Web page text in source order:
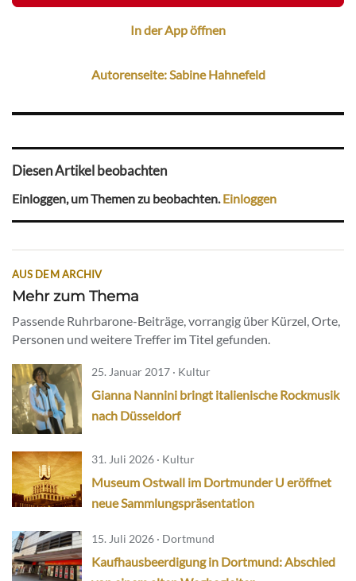
In der App öffnen
Autorenseite: Sabine Hahnefeld
Diesen Artikel beobachten
Einloggen, um Themen zu beobachten.Einloggen
AUS DEM ARCHIV
Mehr zum Thema
Passende Ruhrbarone-Beiträge, vorrangig über Kürzel, Orte,
Personen und weitere Treffer im Titel gefunden.
25. Januar 2017 · Kultur
Gianna Nannini bringt italienische Rockmusik
nach Düsseldorf
31. Juli 2026 · Kultur
Museum Ostwall im Dortmunder U eröffnet
neue Sammlungspräsentation
15. Juli 2026 · Dortmund
Kaufhausbeerdigung in Dortmund: Abschied